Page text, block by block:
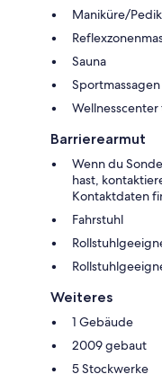
Maniküre/
Sauna
Sportmassagen
Barrierearmut
Wenn du
hast,
Kontaktdaten
Fahrstuhl
Weiteres
1 Gebäude
2009 gebaut
5 Stockwerke